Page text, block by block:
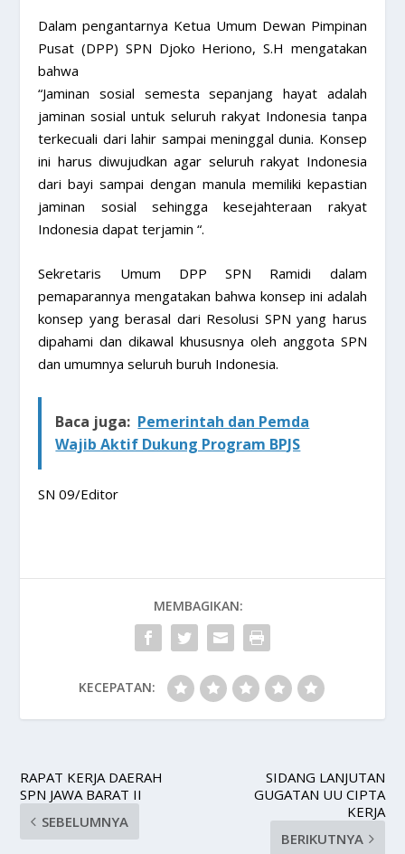
Dalam pengantarnya Ketua Umum Dewan Pimpinan
Pusat (DPP) SPN Djoko Heriono, S.H mengatakan
bahwa
“Jaminan sosial semesta sepanjang hayat adalah
jaminan sosial untuk seluruh rakyat Indonesia tanpa
terkecuali dari lahir sampai meninggal dunia. Konsep
ini harus diwujudkan agar seluruh rakyat Indonesia
dari bayi sampai dengan manula memiliki kepastian
jaminan sosial sehingga kesejahteraan rakyat
Indonesia dapat terjamin “.
Sekretaris Umum DPP SPN Ramidi dalam
pemaparannya mengatakan bahwa konsep ini adalah
konsep yang berasal dari Resolusi SPN yang harus
dipahami dan dikawal khususnya oleh anggota SPN
dan umumnya seluruh buruh Indonesia.
Baca juga: Pemerintah dan Pemda
Wajib Aktif Dukung Program BPJS
SN 09/Editor
MEMBAGIKAN:
KECEPATAN:
RAPAT KERJA DAERAH
SPN JAWA BARAT II
SEBELUMNYA
SIDANG LANJUTAN
GUGATAN UU CIPTA
KERJA
BERIKUTNYA